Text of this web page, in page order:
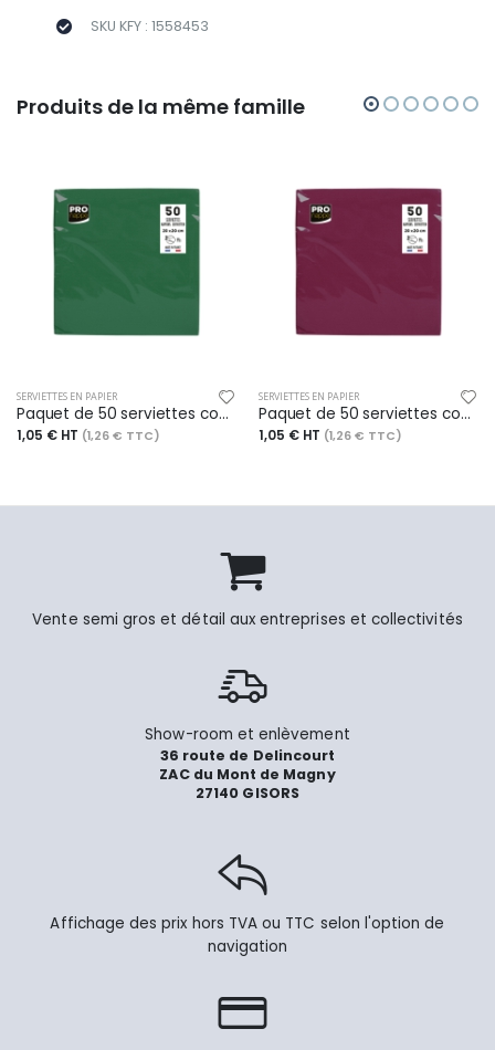
SKU KFY : 1558453
Produits de la même famille
SERVIETTES EN PAPIER
Paquet de 50 serviettes cocktail 20x20 cm, coloris vert sapin
1,05 € HT (1,26 € TTC)
SERVIETTES EN PAPIER
Paquet de 50 serviettes cocktail 20x20 cm, coloris bordeaux
1,05 € HT (1,26 € TTC)
Vente semi gros et détail aux entreprises et collectivités
Show-room et enlèvement
36 route de Delincourt
ZAC du Mont de Magny
27140 GISORS
Affichage des prix hors TVA ou TTC selon l'option de
navigation